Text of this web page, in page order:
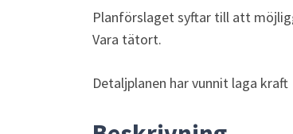
Planförslaget syftar till att
Vara tätort.
Detaljplanen har vunnit laga kraft